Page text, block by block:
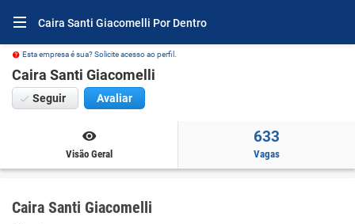
Caira Santi Giacomelli Por Dentro
Esta empresa é sua? Solicite acesso ao perfil.
Caira Santi Giacomelli
Seguir Avaliar
Visão Geral
633
Vagas
Caira Santi Giacomelli